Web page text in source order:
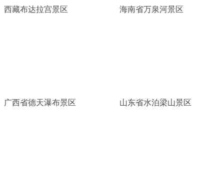
西藏布达拉宫景区 海南省万泉河景区
广西省德天瀑布景区 山东省水泊梁山景区